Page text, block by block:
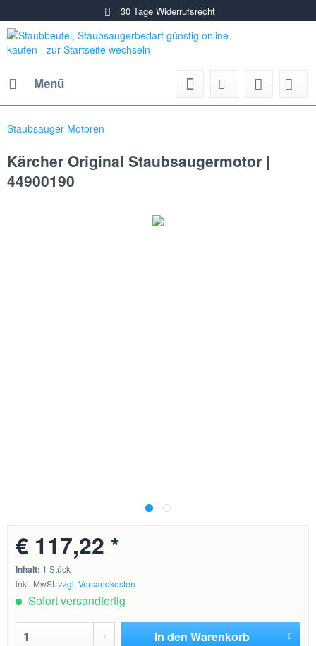
30 Tage Widerrufsrecht
Menü
Staubsauger Motoren
Kärcher Original Staubsaugermotor |
44900190
€ 117,22 *
Inhalt: 1 Stück
inkl. MwSt.zzgl. Versandkosten
Sofort versandfertig
In den Warenkorb